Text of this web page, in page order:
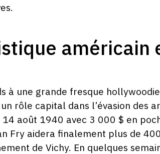
américain
à une grande fresque
rôle capital dans l’évasion des
août 1940 avec 3 000 $ en
Fry aidera finalement plus de
de Vichy. En quelques